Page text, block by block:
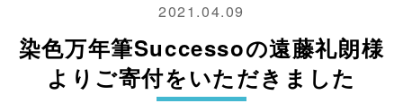
2021.04.09
染色万年筆Successoの遠藤礼朗様
よりご寄付をいただきました